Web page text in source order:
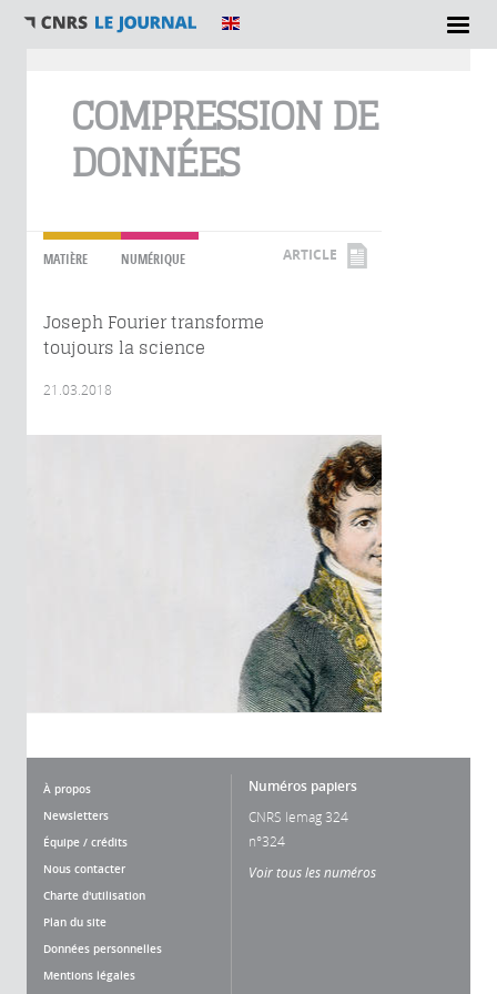
COMPRESSION DE
DONNÉES
MATIÈRE NUMÉRIQUE ARTICLE
Joseph Fourier transforme
toujours la science
21.03.2018
À propos
Newsletters
Équipe / crédits
Nous contacter
Charte d'utilisation
Plan du site
Données personnelles
Mentions légales
Numéros papiers
CNRS lemag 324
n°324
Voir tous les numéros